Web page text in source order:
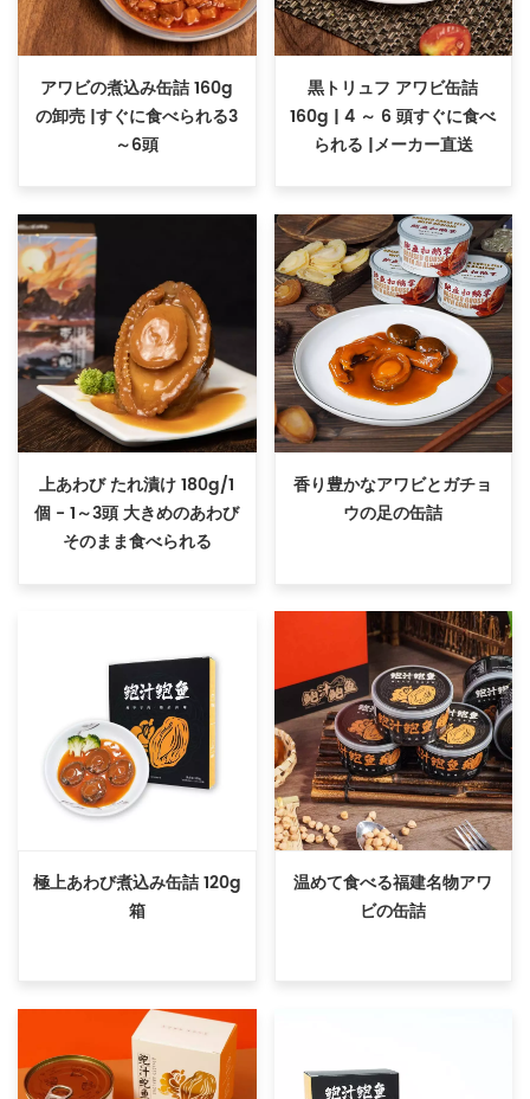
アワビの煮込み缶詰 160g
の卸売 |すぐに食べられる3
～6頭
黒トリュフ アワビ缶詰
160g | 4 ～ 6 頭すぐに食べ
られる |メーカー直送
上あわび たれ漬け 180g/1
個 - 1～3頭 大きめのあわび
そのまま食べられる
香り豊かなアワビとガチョ
ウの足の缶詰
極上あわび煮込み缶詰 120g
箱
温めて食べる福建名物アワ
ビの缶詰